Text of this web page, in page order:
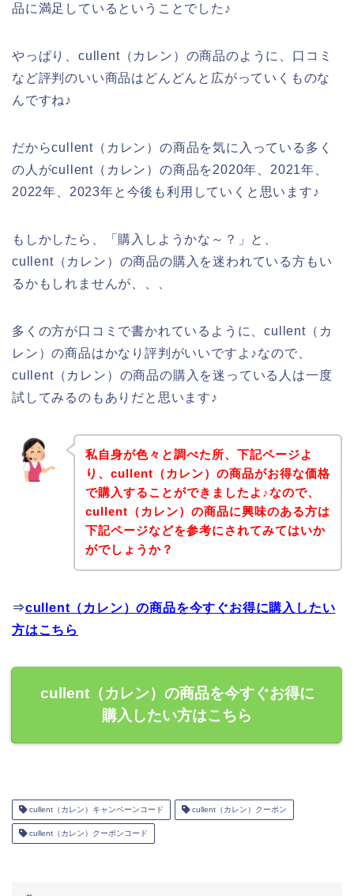
品に満足しているということでした♪
やっぱり、cullent（カレン）の商品のように、口コミ
など評判のいい商品はどんどんと広がっていくものな
んですね♪
だからcullent（カレン）の商品を気に入っている多く
の人がcullent（カレン）の商品を2020年、2021年、
2022年、2023年と今後も利用していくと思います♪
もしかしたら、「購入しようかな～？」と、
cullent（カレン）の商品の購入を迷われている方もい
るかもしれませんが、、、
多くの方が口コミで書かれているように、cullent（カ
レン）の商品はかなり評判がいいですよ♪なので、
cullent（カレン）の商品の購入を迷っている人は一度
試してみるのもありだと思います♪
私自身が色々と調べた所、下記ページよ
り、cullent（カレン）の商品がお得な価格
で購入することができましたよ♪なので、
cullent（カレン）の商品に興味のある方は
下記ページなどを参考にされてみてはいか
がでしょうか？
⇒cullent（カレン）の商品を今すぐお得に購入したい
方はこちら
cullent（カレン）の商品を今すぐお得に
購入したい方はこちら
cullent（カレン）キャンペーンコード cullent（カレン）クーポン
cullent（カレン）クーポンコード